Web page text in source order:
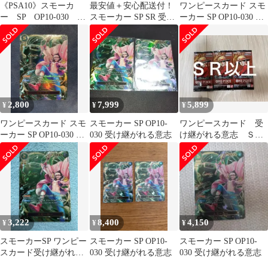
《PSA10》スモーカ
ー SP OP10-030 受
け継がれる意志 1枚
最安値＋安心配送付！
スモーカー SP SR 受け
継がれる意志②
ワンピースカード スモ
ーカー SP OP10-030 SR
受け継がれる意志
¥ 2,800
ワンピースカード スモ
ーカー SP OP10-030 SR
受け継がれる意志
¥7,999
スモーカー SP OP10-
030 受け継がれる意志
¥5,899
ワンピースカード 受
け継がれる意志 ＳＲ
以上封入 ３パック
新品未開封
¥3,222
スモーカーSP ワンピー
スカード受け継がれる
¥8,400
スモーカー SP OP10-
030 受け継がれる意志
¥4,150
スモーカー SP OP10-
030 受け継がれる意志